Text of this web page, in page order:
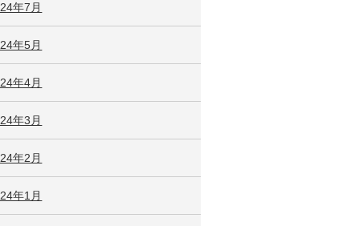
年7月
年5月
年4月
年3月
年2月
年1月